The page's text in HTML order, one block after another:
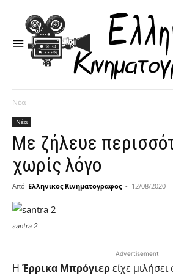
Νέα
Νέα
Με ζήλευε
χωρίς λόγο
Από Ελληνικος Κινηματογραφος - 12/08/2020
santra 2
Advertisement
Η Έρρικα Μπρόγιερείχε